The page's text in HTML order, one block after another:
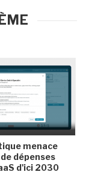
menace
dépenses
d'ici 2030